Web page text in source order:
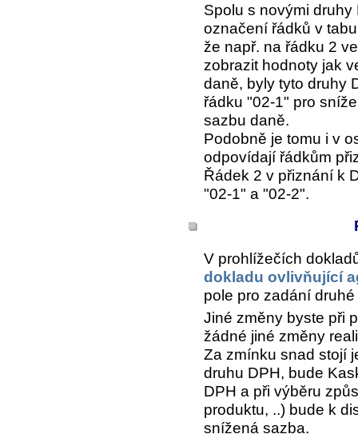
Spolu s novými
označení řádků v
že např. na řádku 2
zobrazit hodnoty jak
daně, byly tyto druhy
řádku "02-1" pro
sazbu daně.
Podobně je tomu i v
odpovídají řádkům
Řádek 2 v přiznání k
"02-1" a "02-2".
V prohlížečích
dokladu ovlivňující
pole pro zadání
Jiné změny byste při
žádné jiné změny
Za zmínku snad stojí
druhu DPH, bude
DPH a při výběru
produktu, ..) bude k
snížená sazba.